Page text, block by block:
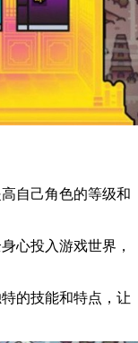
自己角色的等级和
心投入游戏世界，
的技能和特点，让